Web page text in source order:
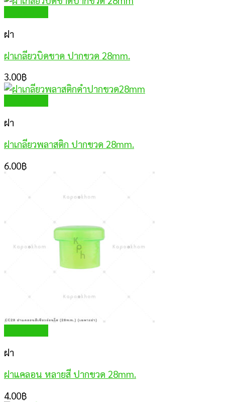
ฝา
ฝาเกลียวบิดขาด ปากขวด 28mm.
3.00฿
ฝา
ฝาเกลียวพลาสติก ปากขวด 28mm.
6.00฿
ฝา
ฝาแคลอน หลายสี ปากขวด 28mm.
4.00฿